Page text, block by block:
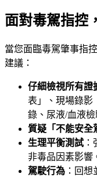
面對毒駕指控
當您面臨毒駕肇事指
建議：
仔細檢視所有證
表」、現場錄影
錄、尿液/血液檢
質疑「不能安全
生理平衡測試：
非毒品因素影響
駕駛行為 ：回